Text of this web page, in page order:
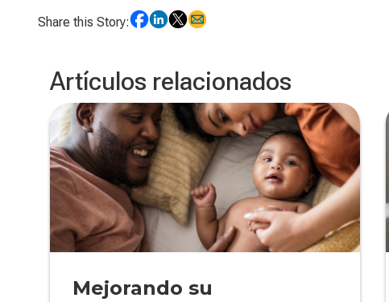
Share this Story:
Artículos relacionados
Mejorando su